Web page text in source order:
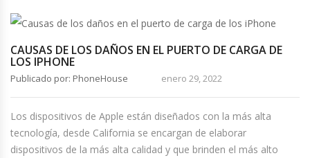
CAUSAS DE LOS DAÑOS EN EL PUERTO DE CARGA DE
LOS IPHONE
Publicado por: PhoneHouse enero 29, 2022
Los dispositivos de Apple están diseñados con la más alta
tecnología, desde California se encargan de elaborar
dispositivos de la más alta calidad y que brinden el más alto